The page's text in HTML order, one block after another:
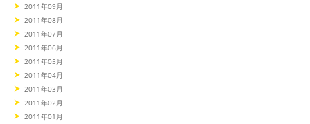
2011年09月
2011年08月
2011年07月
2011年06月
2011年05月
2011年04月
2011年03月
2011年02月
2011年01月